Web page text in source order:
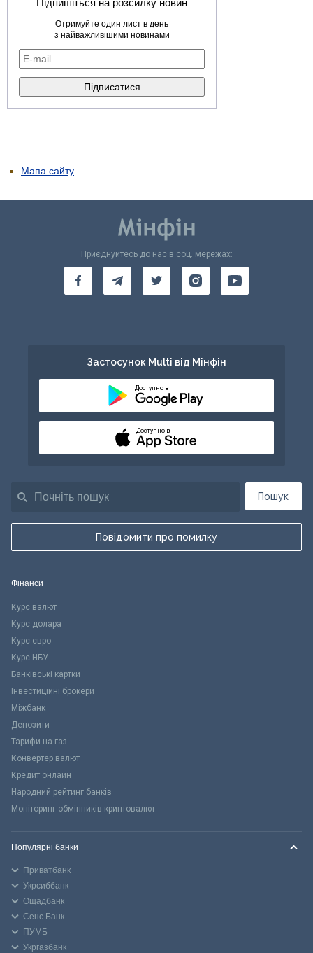
Отримуйте один лист в день
з найважливішими новинами
Мапа сайту
Пошук
Повідомити про помилку
Приєднуйтесь до нас в соц. мережах:
Застосунок Multi від Мінфін
Доступно в
Доступно в
Фінанси
Курс валют
Курс долара
Курс євро
Курс НБУ
Банківські картки
Інвестиційні брокери
Міжбанк
Депозити
Тарифи на газ
Конвертер валют
Кредит онлайн
Народний рейтинг банків
Моніторинг обмінників криптовалют
Популярні банки
Приватбанк
Укрсиббанк
Ощадбанк
Сенс Банк
ПУМБ
Укргазбанк